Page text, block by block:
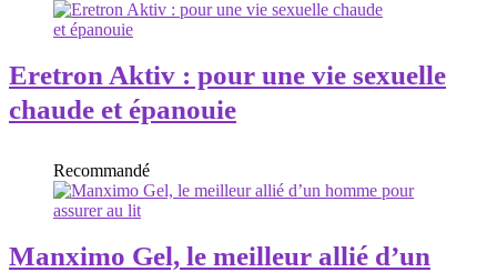
Eretron Aktiv : pour une vie sexuelle
chaude et épanouie
Recommandé
Manximo Gel, le meilleur allié d’un